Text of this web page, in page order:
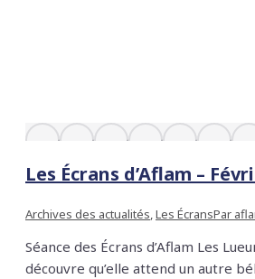
Les Écrans d’Aflam –
Archives des actualités,Les ÉcransPar
Séance des Écrans d’Aflam Les
découvre qu’elle attend un autre